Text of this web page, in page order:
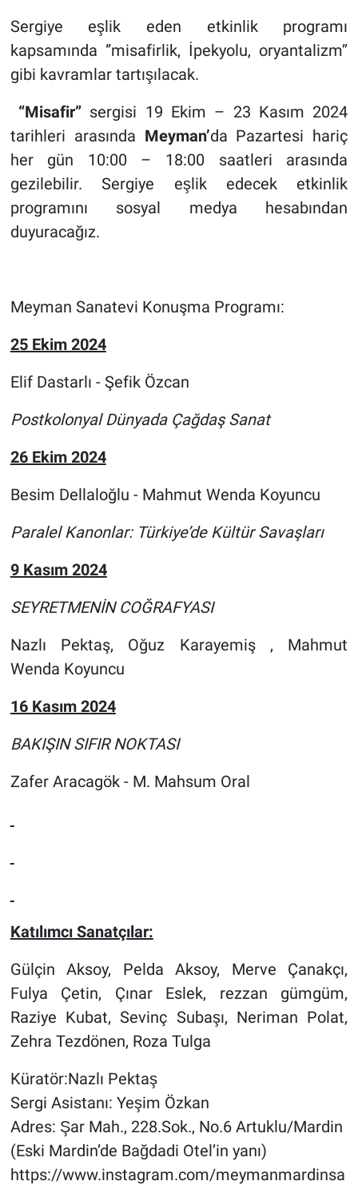
Sergiye eşlik eden etkinlik programı
kapsamında ‘’misafirlik, İpekyolu, oryantalizm’’
gibi kavramlar tartışılacak.
“Misafir” sergisi 19 Ekim – 23 Kasım 2024
tarihleri arasında Meyman’da Pazartesi hariç
her gün 10:00 – 18:00 saatleri arasında
gezilebilir. Sergiye eşlik edecek etkinlik
programını sosyal medya hesabından
duyuracağız.
Meyman Sanatevi Konuşma Programı:
25 Ekim 2024
Elif Dastarlı - Şefik Özcan
Postkolonyal Dünyada Çağdaş Sanat
26 Ekim 2024
Besim Dellaloğlu - Mahmut Wenda Koyuncu
Paralel Kanonlar: Türkiye’de Kültür Savaşları
9 Kasım 2024
SEYRETMENİN COĞRAFYASI
Nazlı Pektaş, Oğuz Karayemiş , Mahmut
Wenda Koyuncu
16 Kasım 2024
BAKIŞIN SIFIR NOKTASI
Zafer Aracagök - M. Mahsum Oral
Katılımcı Sanatçılar:
Gülçin Aksoy, Pelda Aksoy, Merve Çanakçı,
Fulya Çetin, Çınar Eslek, rezzan gümgüm,
Raziye Kubat, Sevinç Subaşı, Neriman Polat,
Zehra Tezdönen, Roza Tulga
Küratör:Nazlı Pektaş
Sergi Asistanı: Yeşim Özkan
Adres: Şar Mah., 228.Sok., No.6 Artuklu/Mardin
(Eski Mardin’de Bağdadi Otel’in yanı)
https://www.instagram.com/meymanmardinsa